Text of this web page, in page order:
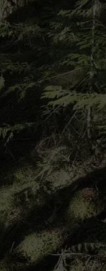
tecnologías de
calzado